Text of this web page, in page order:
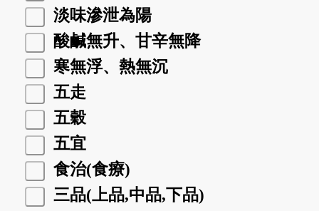
淡味滲泄為陽
酸鹹無升、甘辛無降
寒無浮、熱無沉
五走
五穀
五宜
食治(食療)
三品(上品,中品,下品)